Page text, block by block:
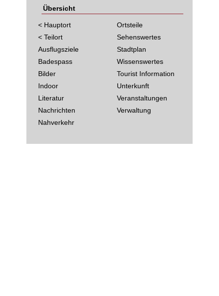
Übersicht
< Hauptort
< Teilort
Ausflugsziele
Badespass
Bilder
Indoor
Literatur
Nachrichten
Nahverkehr
Ortsteile
Sehenswertes
Stadtplan
Wissenswertes
Tourist Information
Unterkunft
Veranstaltungen
Verwaltung